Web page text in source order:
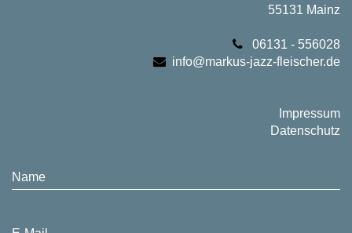
55131 Mainz
06131 - 556028
info@markus-jazz-fleischer.de
Impressum
Datenschutz
Name